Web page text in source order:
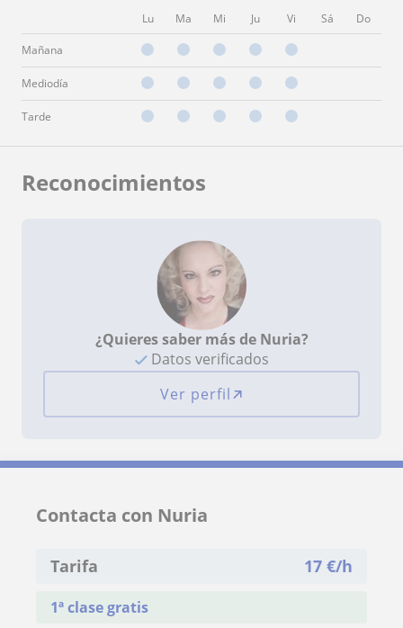
Lu Ma Mi Ju Vi Sá Do
Mañana
Mediodía
Tarde
Reconocimientos
¿Quieres saber más de Nuria?
Datos verificados
Ver perfil
Contacta con Nuria
Tarifa 17 €/h
1ª clase gratis